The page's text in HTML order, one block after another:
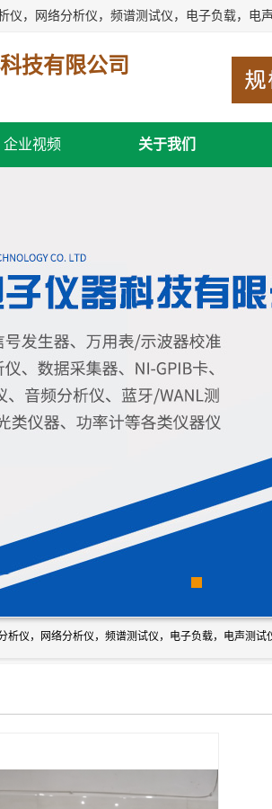
技有限公司
企业视频 关于我们